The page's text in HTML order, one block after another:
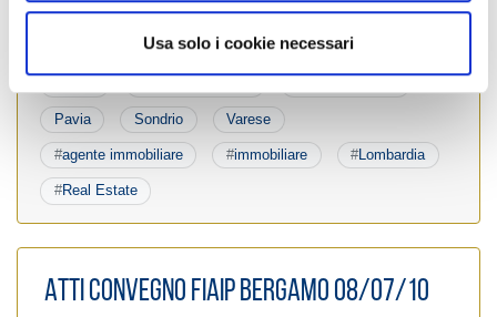
Usa solo i cookie necessari
Bergamo Brescia Como Cremona
Lodi Lombardia Mantova
Pavia Sondrio Varese
#agente immobiliare #immobiliare #Lombardia
#Real Estate
ATTI CONVEGNO FIAIP BERGAMO 08/07/10